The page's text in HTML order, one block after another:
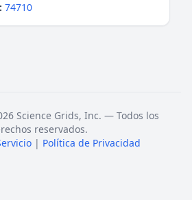
74710
Science Grids, Inc. — Todos los
reservados.
| Política de Privacidad